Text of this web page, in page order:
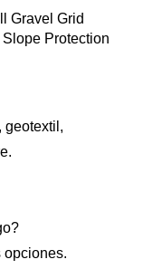
geotextil,
opciones.